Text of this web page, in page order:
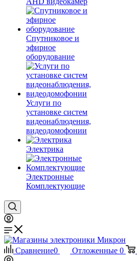
Спутниковое и
эфирное
оборудование
Услуги по
установке систем
видеонаблюдения,
видеодомофонии
Электрика
Электронные
Комплектующие
Сравнение0 Отложенные 0